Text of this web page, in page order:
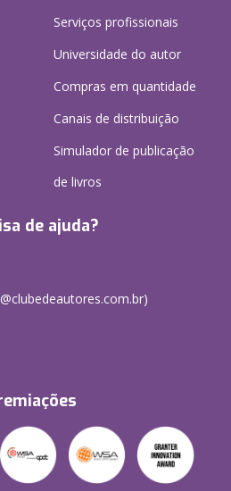
Serviços profissionais
Universidade do autor
Compras em quantidade
Canais de distribuição
Simulador de publicação
de livros
de ajuda?